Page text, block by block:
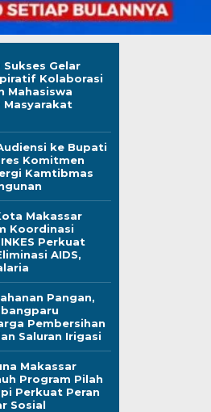
Taruna
Peran
WIB
MAKASSAR — Pengurus
mitra strategis Pemerintah
Sukses Gelar
Kolaborasi
Mahasiswa
Masyarakat
ke Bupati
Komitmen
Kamtibmas
Makassar
Koordinasi
Perkuat
AIDS,
Pangan,
Pembersihan
Saluran Irigasi
Makassar
Program Pilah
Perkuat Peran
Sosial